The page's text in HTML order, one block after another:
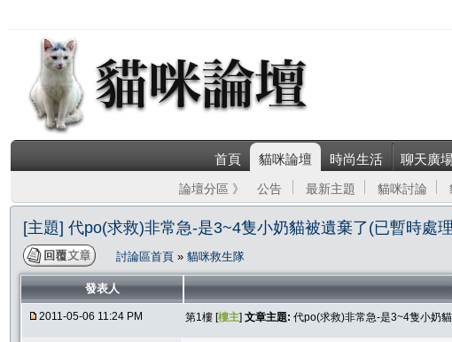
首頁 貓咪論壇 時尚生活 聊天廣
論壇分區 》 公告 最新主題 貓咪討論
[主題] 代po(求救)非常急-是3~4隻小奶貓被遺棄了(已暫時處
討論區首頁 » 貓咪救生隊
發表人
2011-05-06 11:24 PM 第1樓 [樓主] 文章主題: 代po(求救)非常急-是3~4隻小奶